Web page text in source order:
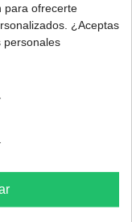
para ofrecerte
¿Aceptas
personales